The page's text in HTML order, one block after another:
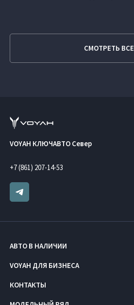
СМОТРЕТЬ ВСЕ
VOYAH КЛЮЧАВТО Север
+7 (861) 207-14-53
АВТО В НАЛИЧИИ
VOYAH ДЛЯ БИЗНЕСА
КОНТАКТЫ